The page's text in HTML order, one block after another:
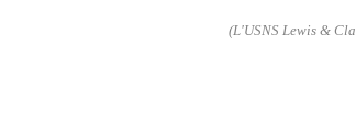
(L'USNS Lewis &